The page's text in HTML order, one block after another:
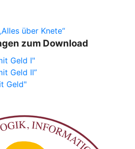
über Knete“
zum Download
Geld I"
Geld II”
Geld"